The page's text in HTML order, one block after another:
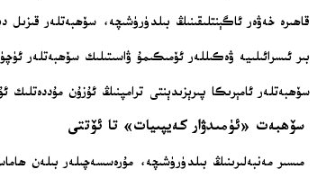
قاھىرە خەۋەر ئاگېنتلىقىنىڭ بىلدۈرۈشىچە، سۆھبەتلەر
بىر ئىسرائىلىيە ۋەكىللەر ئۆمىكىمۇ ۋاسىتىلىك
سۆھبەتلەر ئامېرىكا پىرېزىدېنتى ترامپنىڭ ئۇزۇن
سۆھبەت «ئۈمىدۋار كەيپىيات» تا ئۆتتى
مىسىر مەنبەلىرىنىڭ بىلدۈرۈشىچە، مۇرەسسەچىلەر بىلەن